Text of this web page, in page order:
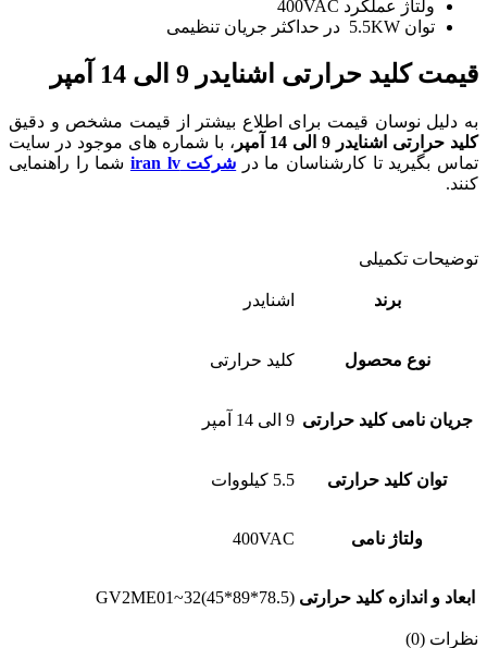
ولتاژ عملکرد 400VAC
توان 5.5KW در حداکثر جریان تنظیمی
قیمت کلید حرارتی اشنایدر 9 الی 14 آمپر
به دلیل نوسان قیمت برای اطلاع بیشتر از قیمت مشخص و دقیق
کلید حرارتی اشنایدر 9 الی 14 آمپر
، با شماره های موجود در سایت
تماس بگیرید تا کارشناسان ما در شرکت iran lv
شما را راهنمایی
کنند.
توضیحات تکمیلی
برند اشنایدر
نوع محصول کلید حرارتی
جریان نامی کلید حرارتی 9 الی 14 آمپر
توان کلید حرارتی 5.5 کیلووات
ولتاژ نامی 400VAC
ابعاد و اندازه کلید حرارتی GV2ME01~32(45*89*78.5)
نظرات (0)